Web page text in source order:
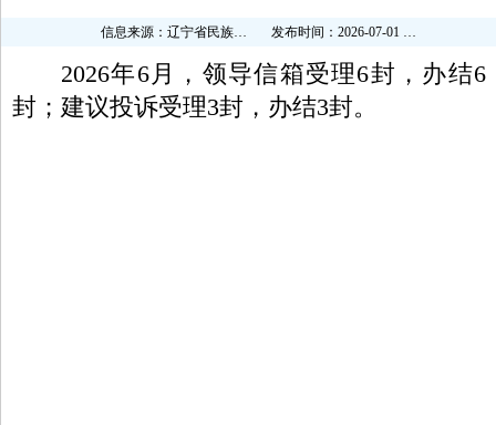
信息来源：辽宁省民族和宗教事务委员会 发布时间：2026-07-01 09:41:39
2026年6月，领导信箱受理6封，办结6
封；建议投诉受理3封，办结3封。